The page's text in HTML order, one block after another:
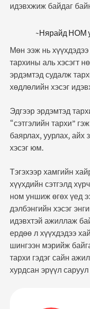
идэвхжиж байдаг
~Нярайд НОМ
Мөн ээж нь
тархины аль хэсэгт
эрдэмтэд судалж
хөдлөлийн хэсэг
Эдгээр эрдэмтэд
“сэтгэлийн тархи”
баярлах, уурлах, айх
хэсэг юм.
Тэгэхээр хамгийн
хүүхдийн сэтгэлд
ном уншиж өгөх үед
дэлбэнгийн хэсэг
идэвхтэй ажиллаж
ердөө л хүүхдэдээ
шингээн мэрийж
тархи гэдэг сайн
хурдсан эрүүл